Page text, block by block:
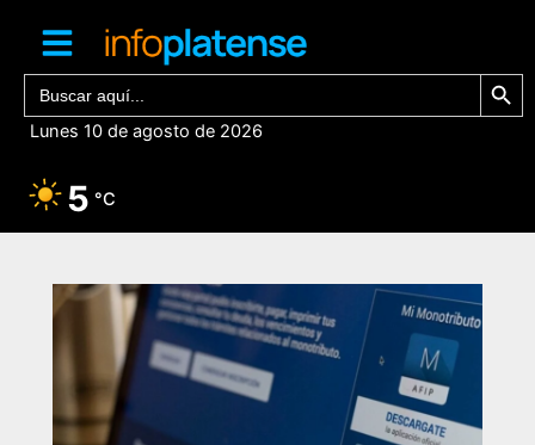
contenido
Buscar: Botón de
Lunes 10 de agosto de 2026
5 °C